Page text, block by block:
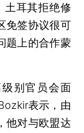
土耳其拒绝修
免签协议很可
题上的合作蒙
别官员会面
表示，由
他对与欧盟达